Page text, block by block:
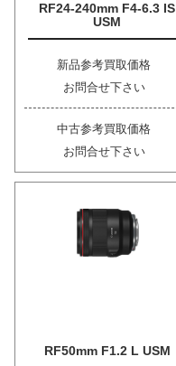
RF24-240mm F4-6.3 IS
USM
新品参考買取価格
お問合せ下さい
中古参考買取価格
お問合せ下さい
RF50mm F1.2 L USM